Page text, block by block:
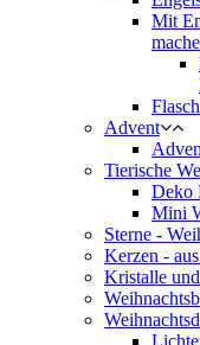
Mit
Advent
Tierische
Deko
Mini
Sterne -
Kerzen -
Kristalle